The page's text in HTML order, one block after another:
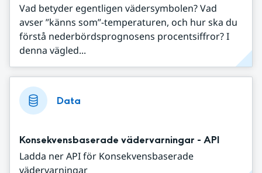
Vad betyder egentligen vädersymbolen? Vad
avser ”känns som”-temperaturen, och hur ska du
förstå nederbördsprognosens procentsiffror? I
denna vägled...
Data
Konsekvensbaserade vädervarningar - API
Ladda ner API för Konsekvensbaserade
vädervarningar